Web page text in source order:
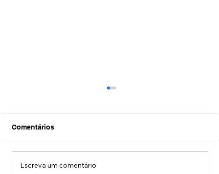
Comentários
Escreva um comentário